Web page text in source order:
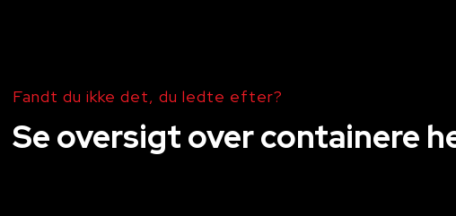
Fandt du ikke det, du ledte efter?
Se oversigt over containere